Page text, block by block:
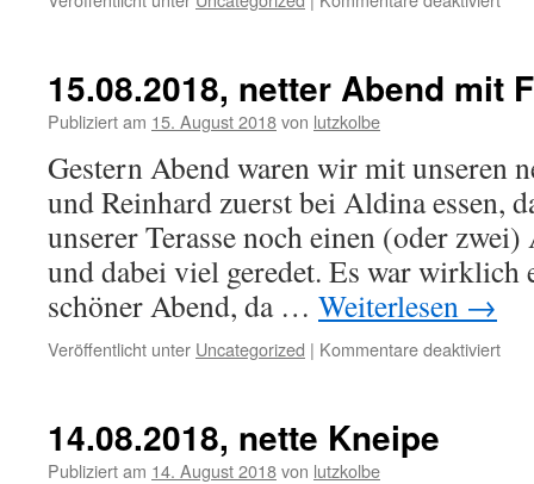
15.08.2018, netter Abend mit
Publiziert am 15. August 2018von lutzkolbe
Gestern Abend waren wir mit unseren
und Reinhard zuerst bei Aldina essen,
unserer Terasse noch einen (oder
und dabei viel geredet. Es war wirklich
schöner Abend, da … Weiterlesen →
Veröffentlicht unter Uncategorized | Kommentare deaktiviertfür
14.08.2018, nette Kneipe
Publiziert am 14. August 2018von lutzkolbe